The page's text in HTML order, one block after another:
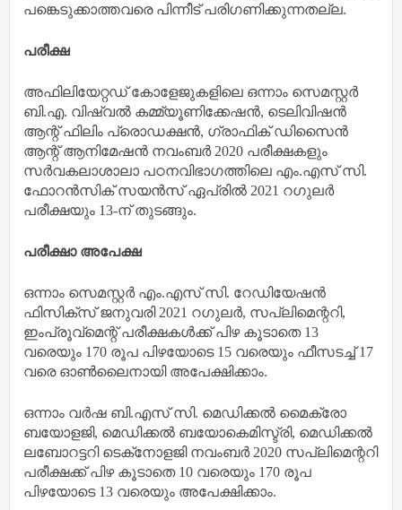
പങ്കെടുക്കാത്തവരെ പിന്നീട് പരിഗണിക്കുന്നതല്ല.
പരീക്ഷ
അഫിലിയേറ്റഡ് കോളേജുകളിലെ ഒന്നാം സെമസ്റ്റര്‍
ബി.എ. വിഷ്വല്‍ കമ്മ്യൂണിക്കേഷന്‍, ടെലിവിഷന്‍
ആന്റ് ഫിലിം പ്രൊഡക്ഷന്‍, ഗ്രാഫിക് ഡിസൈന്‍
ആന്റ് ആനിമേഷന്‍ നവംബര്‍ 2020 പരീക്ഷകളും
സര്‍വകലാശാലാ പഠനവിഭാഗത്തിലെ എം.എസ് സി.
ഫോറന്‍സിക് സയന്‍സ് ഏപ്രില്‍ 2021 റഗുലര്‍
പരീക്ഷയും 13-ന് തുടങ്ങും.
പരീക്ഷാ അപേക്ഷ
ഒന്നാം സെമസ്റ്റര്‍ എം.എസ് സി. റേഡിയേഷന്‍
ഫിസിക്‌സ് ജനുവരി 2021 റഗുലര്‍, സപ്ലിമെന്ററി,
ഇംപ്രൂവ്‌മെന്റ് പരീക്ഷകള്‍ക്ക് പിഴ കൂടാതെ 13
വരെയും 170 രൂപ പിഴയോടെ 15 വരെയും ഫീസടച്ച് 17
വരെ ഓണ്‍ലൈനായി അപേക്ഷിക്കാം.
ഒന്നാം വര്‍ഷ ബി.എസ് സി. മെഡിക്കല്‍ മൈക്രോ
ബയോളജി, മെഡിക്കല്‍ ബയോകെമിസ്ട്രി, മെഡിക്കല്‍
ലബോറട്ടറി ടെക്‌നോളജി നവംബര്‍ 2020 സപ്ലിമെന്ററി
പരീക്ഷക്ക് പിഴ കൂടാതെ 10 വരെയും 170 രൂപ
പിഴയോടെ 13 വരെയും അപേക്ഷിക്കാം.